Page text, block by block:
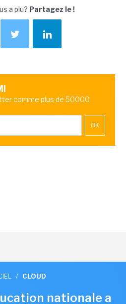
a plu? Partagez le !
comme plus de 50000
OK
/ CLOUD
nationale a